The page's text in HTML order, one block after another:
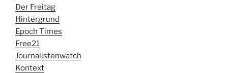
Der Freitag
Hintergrund
Epoch Times
Free21
Journalistenwatch
Kontext